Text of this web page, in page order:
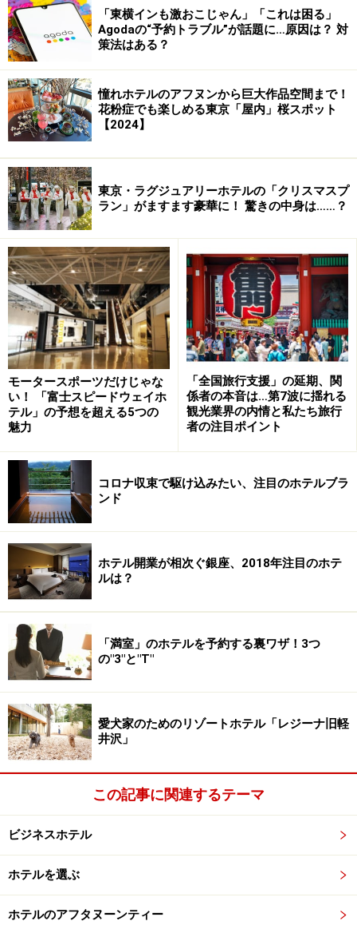
「東横インも激おこじゃん」「これは困る」
Agodaの“予約トラブル”が話題に…原因は？ 対
策法はある？
憧れホテルのアフヌンから巨大作品空間まで！
花粉症でも楽しめる東京「屋内」桜スポット
【2024】
東京・ラグジュアリーホテルの「クリスマスプ
ラン」がますます豪華に！ 驚きの中身は……？
モータースポーツだけじゃな
い！ 「富士スピードウェイホ
テル」の予想を超える5つの
魅力
「全国旅行支援」の延期、関
係者の本音は…第7波に揺れる
観光業界の内情と私たち旅行
者の注目ポイント
コロナ収束で駆け込みたい、注目のホテルブラ
ンド
ホテル開業が相次ぐ銀座、2018年注目のホテ
ルは？
「満室」のホテルを予約する裏ワザ！3つ
の"3"と"T"
愛犬家のためのリゾートホテル「レジーナ旧軽
井沢」
この記事に関連するテーマ
ビジネスホテル
ホテルを選ぶ
ホテルのアフタヌーンティー